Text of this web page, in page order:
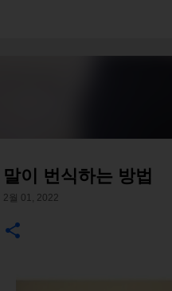
말이 번식하는 방법
2월 01, 2022